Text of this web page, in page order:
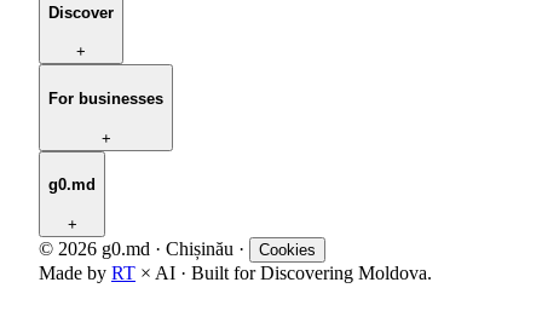
Discover
+
For businesses
+
g0.md
+
© 2026 g0.md · Chișinău · Cookies
Made by RT × AI · Built for Discovering Moldova.